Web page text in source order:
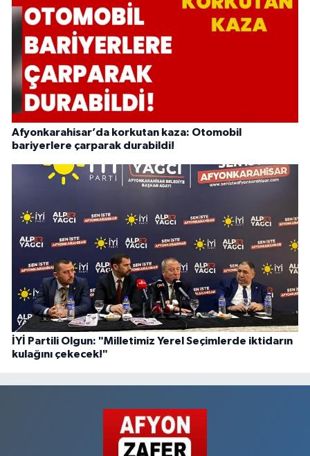
Afyonkarahisar’da korkutan kaza: Otomobil
bariyerlere çarparak durabildi!
İYİ Partili Olgun: "Milletimiz Yerel Seçimlerde iktidarın
kulağını çekecek!"